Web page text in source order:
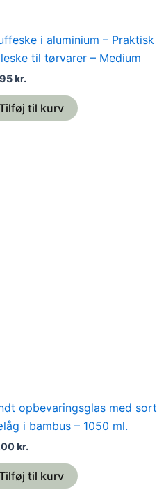
i aluminium – Praktisk
til tørvarer – Medium
kr.
til kurv
opbevaringsglas med sort
i bambus – 1050 ml.
kr.
til kurv